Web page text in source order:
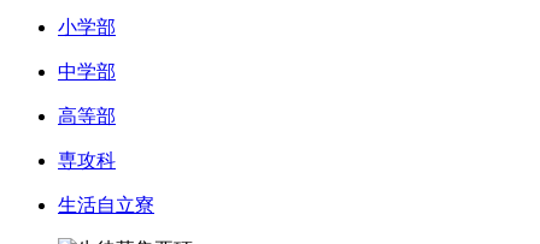
小学部
中学部
高等部
専攻科
生活自立寮